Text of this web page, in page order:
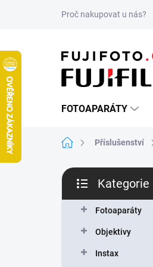
Proč nakupovat u nás?
FOTOAPARÁTY
Domů Příslušenství
P
s
kategorie
Kategorie
Fotoaparáty
Objektivy
Instax